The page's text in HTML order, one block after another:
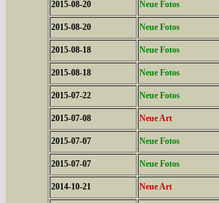
2015-08-20 Neue Fotos
2015-08-20 Neue Fotos
2015-08-18 Neue Fotos
2015-08-18 Neue Fotos
2015-07-22 Neue Fotos
2015-07-08 Neue Art
2015-07-07 Neue Fotos
2015-07-07 Neue Fotos
2014-10-21 Neue Art